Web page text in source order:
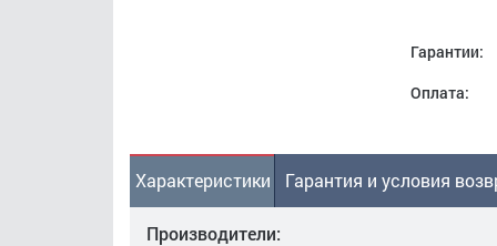
Гарантии:
Оплата:
Характеристики Гарантия и условия
Производители: